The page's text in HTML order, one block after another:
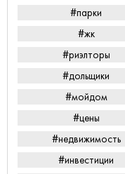
#парки
#жк
#риэлторы
#дольщики
#мойдом
#цены
#недвижимость
#инвестиции